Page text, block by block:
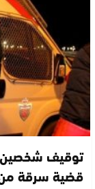
توقيف شخصين
قضية سرقة من